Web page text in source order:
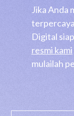
Jika Anda
Digital
resmi kami
mulailah